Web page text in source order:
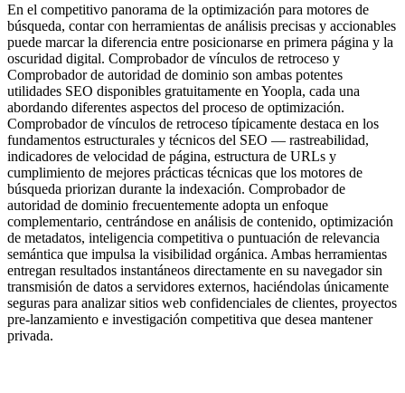
En el competitivo panorama de la optimización para motores de
búsqueda, contar con herramientas de análisis precisas y accionables
puede marcar la diferencia entre posicionarse en primera página y la
oscuridad digital. Comprobador de vínculos de retroceso y
Comprobador de autoridad de dominio son ambas potentes
utilidades SEO disponibles gratuitamente en Yoopla, cada una
abordando diferentes aspectos del proceso de optimización.
Comprobador de vínculos de retroceso típicamente destaca en los
fundamentos estructurales y técnicos del SEO — rastreabilidad,
indicadores de velocidad de página, estructura de URLs y
cumplimiento de mejores prácticas técnicas que los motores de
búsqueda priorizan durante la indexación. Comprobador de
autoridad de dominio frecuentemente adopta un enfoque
complementario, centrándose en análisis de contenido, optimización
de metadatos, inteligencia competitiva o puntuación de relevancia
semántica que impulsa la visibilidad orgánica. Ambas herramientas
entregan resultados instantáneos directamente en su navegador sin
transmisión de datos a servidores externos, haciéndolas únicamente
seguras para analizar sitios web confidenciales de clientes, proyectos
pre-lanzamiento e investigación competitiva que desea mantener
privada.